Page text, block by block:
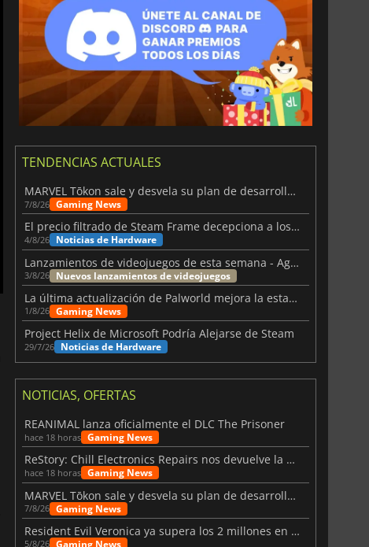
TENDENCIAS ACTUALES
MARVEL Tōkon sale y desvela su plan de desarrollo para el primer año
7/8/26 Gaming News
El precio filtrado de Steam Frame decepciona a los usuarios
4/8/26 Noticias de Hardware
Lanzamientos de videojuegos de esta semana - Agosto de 2026 (semana 32)
3/8/26 Nuevos lanzamientos de videojuegos
La última actualización de Palworld mejora la estabilidad
1/8/26 Gaming News
Project Helix de Microsoft Podría Alejarse de Steam
29/7/26 Noticias de Hardware
NOTICIAS, OFERTAS
REANIMAL lanza oficialmente el DLC The Prisoner
hace 18 horas Gaming News
ReStory: Chill Electronics Repairs nos devuelve la nostalgia de los 2000
hace 18 horas Gaming News
MARVEL Tōkon sale y desvela su plan de desarrollo para el primer año
7/8/26 Gaming News
Resident Evil Veronica ya supera los 2 millones en listas de deseados
5/8/26 Gaming News